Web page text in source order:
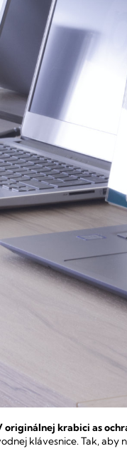
originálnej krabici as
klávesnice.Tak, aby